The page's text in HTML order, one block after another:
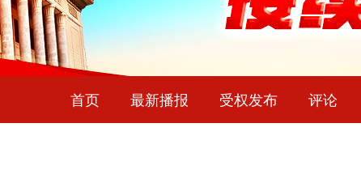
首页 最新播报 受权发布 评论